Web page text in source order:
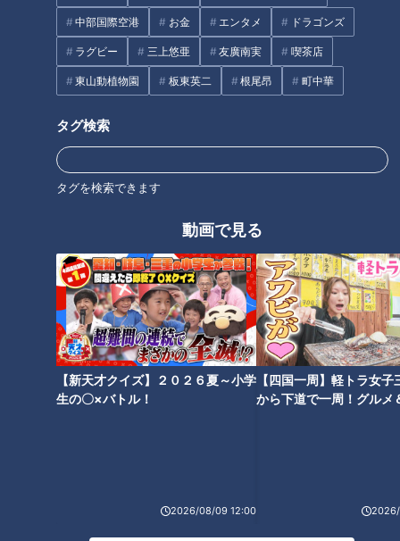
中部国際空港 お金 エンタメ ドラゴンズ
ラグビー 三上悠亜 友廣南実 喫茶店
東山動植物園 板東英二 根尾昂 町中華
タグ検索
タグを検索できます
動画で見る
【新天才クイズ】２０２６夏～小学
生の〇×バトル！
2026/08/09 12:00
【四国一周】軽トラ女子
から下道で一周！グルメ
「穴がわからない様にふさいでほしい」「今後子どもが壁を傷
つけない様にしてほしい」の2点。
そこで、輸入壁紙を専門で扱うDIYショップ愛知県大治町
【WallBe】の店長・木本由希乃さんを助っ人に迎え、壁の補
修をしていきます。